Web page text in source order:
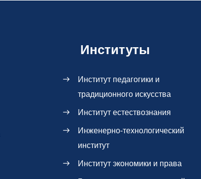
Институты
Институт педагогики и
традиционного искусства
Институт естествознания
Инженерно-технологический
институт
Институт экономики и права